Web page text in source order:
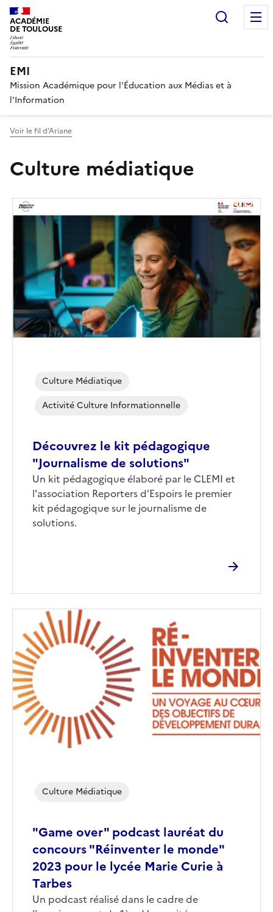
ACADÉMIE
DE TOULOUSE
EMI
Mission Académique pour l'Éducation aux Médias et à
l'Information
Voir le fil d’Ariane
Culture médiatique
Découvrez le kit pédagogique
"Journalisme de solutions"
Corps
Un kit pédagogique élaboré par le CLEMI et
l'association Reporters d’Espoirs le premier
kit pédagogique sur le journalisme de
solutions.
Culture Médiatique
Activité Culture Informationnelle
Image
de
couverture
(conseillée)
"Game over" podcast lauréat du
concours "Réinventer le monde"
2023 pour le lycée Marie Curie à
Tarbes
Corps
Un podcast réalisé dans le cadre de
Culture Médiatique
de
couverture
(conseillée)